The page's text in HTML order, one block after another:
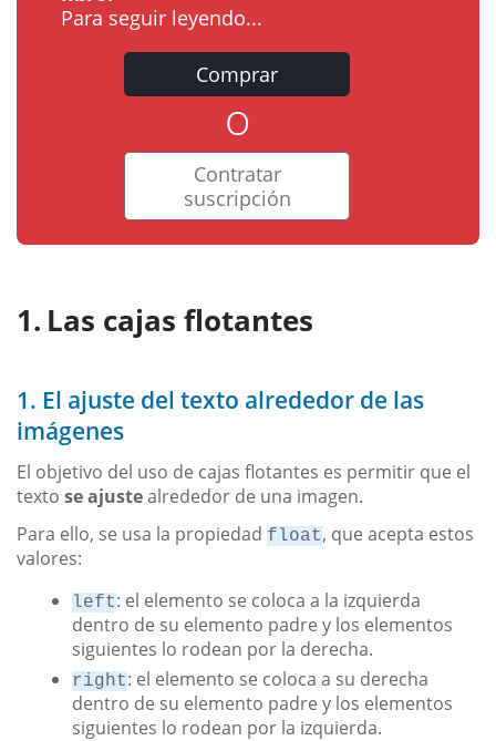
Para seguir leyendo...
Comprar
o
Contratar
suscripción
Las cajas flotantes
1. El ajuste del texto alrededor de las
imágenes
El objetivo del uso de cajas flotantes es permitir que el
texto se ajustealrededor de una imagen.
Para ello, se usa la propiedad float, que acepta estos
valores:
left: el elemento se coloca a la izquierda
dentro de su elemento padre y los elementos
siguientes lo rodean por la derecha.
right: el elemento se coloca a su derecha
dentro de su elemento padre y los elementos
siguientes lo rodean por la izquierda.